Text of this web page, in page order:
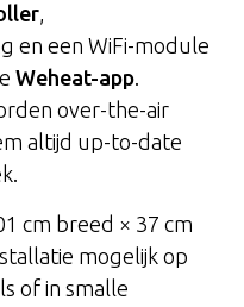
,
en een WiFi-module
Weheat-app.
over-the-air
altijd up-to-date
cm breed × 37 cm
mogelijk op
of in smalle